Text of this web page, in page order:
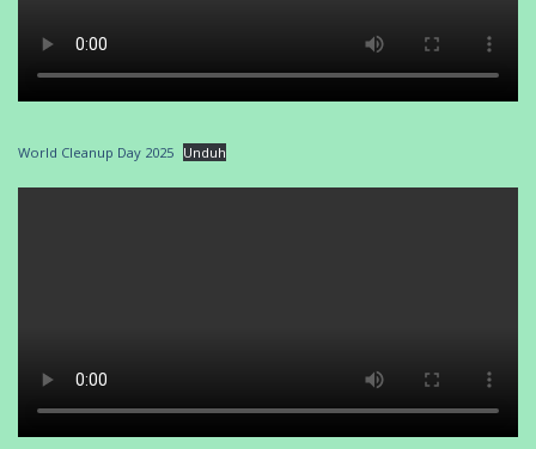
World Cleanup Day 2025 Unduh